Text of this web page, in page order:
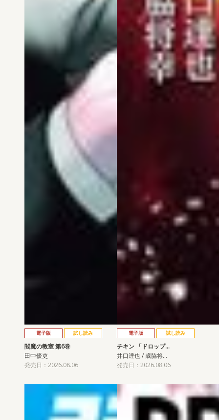
電子版 試し読み
閻魔の教室 第6巻
田中優吏
発売日：2026.08.06
電子版 試し読み
チキン 「ドロップ…
井口達也 / 歳脇将…
発売日：2026.08.06